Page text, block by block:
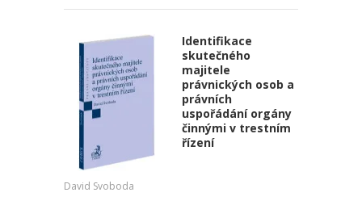
Identifikace
skutečného
majitele
právnických osob a
právních
uspořádání orgány
činnými v trestním
řízení
David Svoboda